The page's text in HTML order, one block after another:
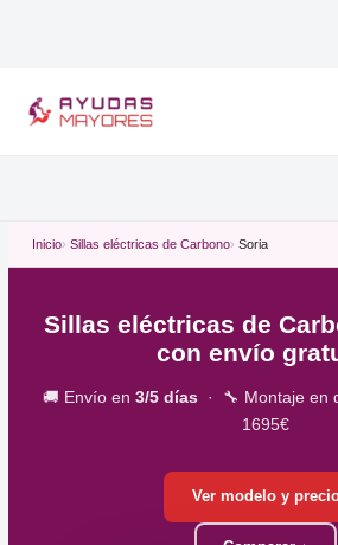
Inicio Sillas eléctricas de Carbono Soria
Sillas eléctricas de
con envío
🚚 Envío en 3/5 días · 🔧 Montaje en
1695€
Ver modelo y